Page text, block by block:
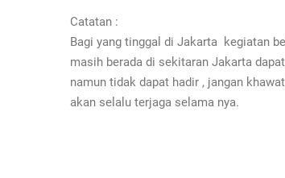
Catatan :
Bagi yang tinggal di Jakarta kegiatan
masih berada di sekitaran Jakarta
namun tidak dapat hadir , jangan
akan selalu terjaga selama nya.